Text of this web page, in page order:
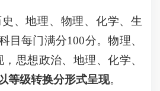
、地理、物理、化学、生
目每门满分100分。物理、
思想政治、地理、化学、
等级转换分形式呈现。